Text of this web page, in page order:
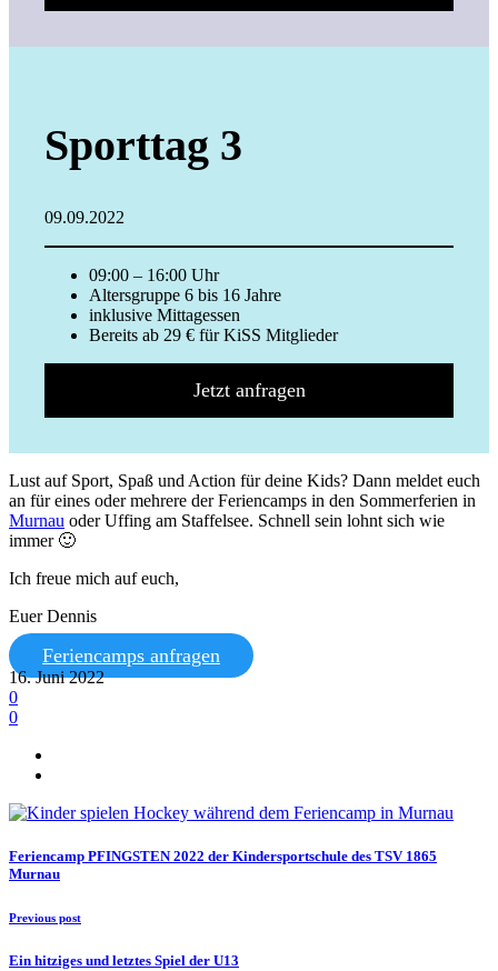
Sporttag 3
09.09.2022
09:00 – 16:00 Uhr
Altersgruppe 6 bis 16 Jahre
inklusive Mittagessen
Bereits ab 29 € für KiSS Mitglieder
Jetzt anfragen
Lust auf Sport, Spaß und Action für deine Kids? Dann meldet euch
an für eines oder mehrere der Feriencamps in den Sommerferien in
Murnau oder Uffing am Staffelsee. Schnell sein lohnt sich wie
immer 🙂
Ich freue mich auf euch,
Euer Dennis
Feriencamps anfragen
16. Juni 2022
0
0
Feriencamp PFINGSTEN 2022 der Kindersportschule des TSV 1865
Murnau
Previous post
Ein hitziges und letztes Spiel der U13